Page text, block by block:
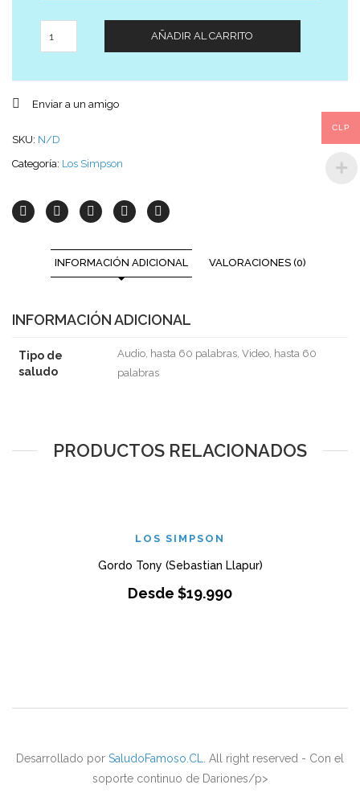
AÑADIR AL CARRITO
Enviar a un amigo
SKU: N/D
Categoría: Los Simpson
INFORMACIÓN ADICIONAL VALORACIONES (0)
INFORMACIÓN ADICIONAL
Tipo de
saludo
Audio, hasta 60 palabras, Video, hasta 60
palabras
PRODUCTOS RELACIONADOS
LOS SIMPSON
Gordo Tony (Sebastian Llapur)
Desde $19.990
Desarrollado por SaludoFamoso.CL
. All right reserved - Con el
soporte continuo de Dariones/p>
CLP